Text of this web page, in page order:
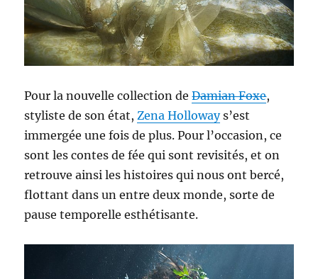
Pour la nouvelle collection deDamian Foxe,
styliste de son état,Zena Holloways’est
immergée une fois de plus. Pour l’occasion, ce
sont les contes de fée qui sont revisités, et on
retrouve ainsi les histoires qui nous ont bercé,
flottant dans un entre deux monde, sorte de
pause temporelle esthétisante.